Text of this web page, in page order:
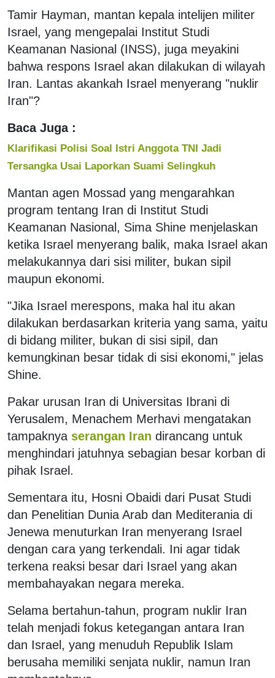
Tamir Hayman, mantan kepala intelijen militer
Israel, yang mengepalai Institut Studi
Keamanan Nasional (INSS), juga meyakini
bahwa respons Israel akan dilakukan di wilayah
Iran. Lantas akankah Israel menyerang "nuklir
Iran"?
Baca Juga :
Klarifikasi Polisi Soal Istri Anggota TNI Jadi
Tersangka Usai Laporkan Suami Selingkuh
Mantan agen Mossad yang mengarahkan
program tentang Iran di Institut Studi
Keamanan Nasional, Sima Shine menjelaskan
ketika Israel menyerang balik, maka Israel akan
melakukannya dari sisi militer, bukan sipil
maupun ekonomi.
"Jika Israel merespons, maka hal itu akan
dilakukan berdasarkan kriteria yang sama, yaitu
di bidang militer, bukan di sisi sipil, dan
kemungkinan besar tidak di sisi ekonomi," jelas
Shine.
Pakar urusan Iran di Universitas Ibrani di
Yerusalem, Menachem Merhavi mengatakan
tampaknya serangan Iran dirancang untuk
menghindari jatuhnya sebagian besar korban di
pihak Israel.
Sementara itu, Hosni Obaidi dari Pusat Studi
dan Penelitian Dunia Arab dan Mediterania di
Jenewa menuturkan Iran menyerang Israel
dengan cara yang terkendali. Ini agar tidak
terkena reaksi besar dari Israel yang akan
membahayakan negara mereka.
Selama bertahun-tahun, program nuklir Iran
telah menjadi fokus ketegangan antara Iran
dan Israel, yang menuduh Republik Islam
berusaha memiliki senjata nuklir, namun Iran